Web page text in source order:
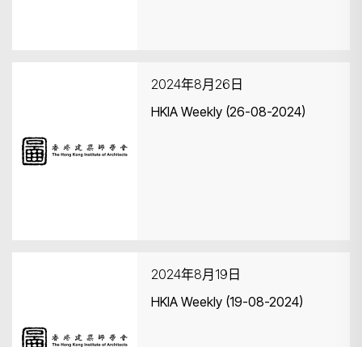
2024年8月26日
HKIA Weekly (26-08-2024)
2024年8月19日
HKIA Weekly (19-08-2024)